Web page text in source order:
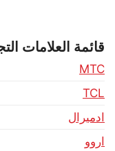
قائمة العلامات
MTC
TCL
ادميرال
اروو